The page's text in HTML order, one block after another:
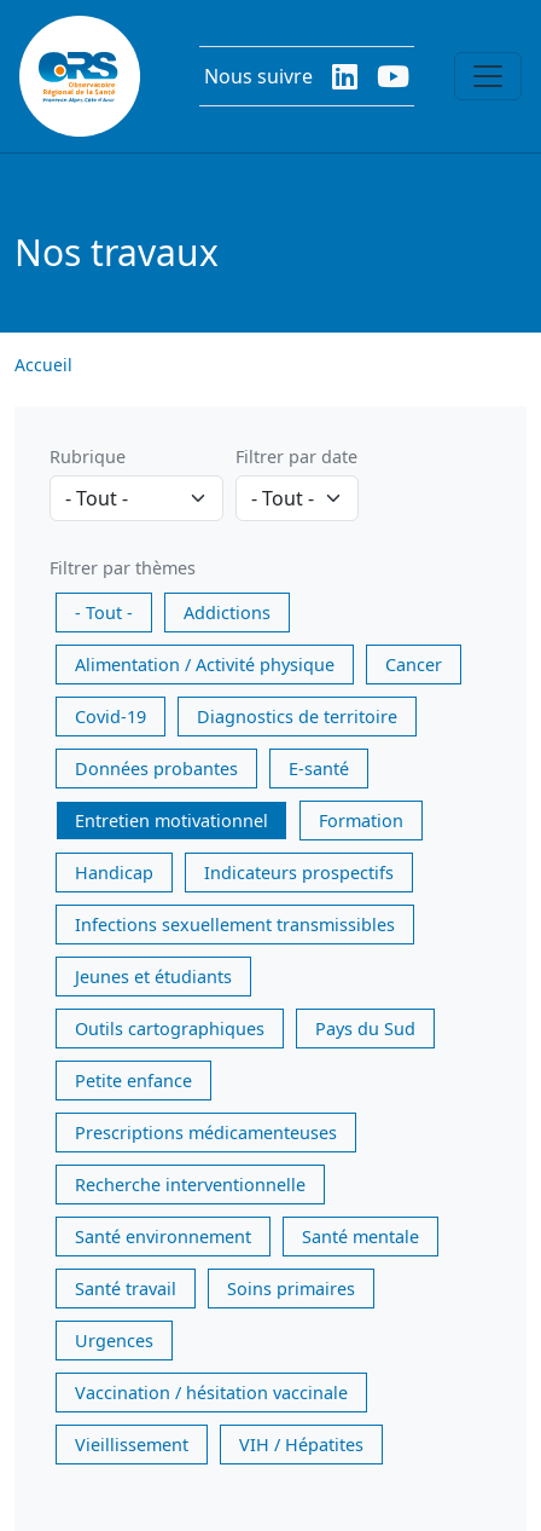
Aller au contenu principal
Nous suivre
Nos travaux
Accueil
Rubrique Filtrer par date
Filtrer par thèmes
- Tout -
Addictions
Alimentation / Activité physique Cancer
Covid-19 Diagnostics de territoire
Données probantes E-santé
Entretien motivationnel Formation
Handicap Indicateurs prospectifs
Infections sexuellement transmissibles
Jeunes et étudiants
Outils cartographiques Pays du Sud
Petite enfance
Prescriptions médicamenteuses
Recherche interventionnelle
Santé environnement Santé mentale
Santé travail Soins primaires
Urgences
Vaccination / hésitation vaccinale
Vieillissement VIH / Hépatites